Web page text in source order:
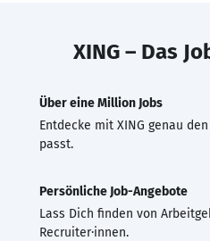
XING – Das
Über eine Million Jobs
Entdecke mit XING genau
passt.
Persönliche Job-Angebote
Lass Dich finden von
Recruiter·innen.